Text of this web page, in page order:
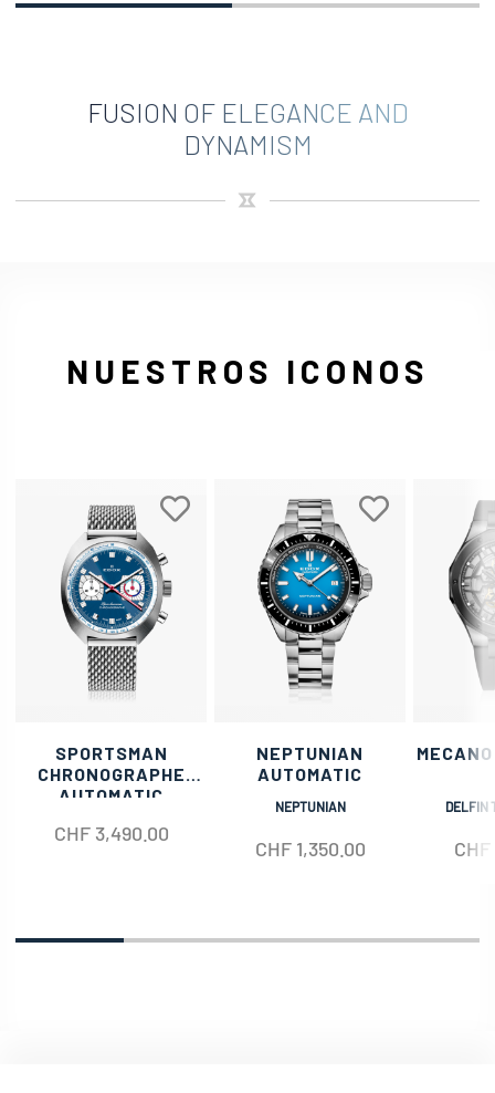
FUSION OF ELEGANCE AND
DYNAMISM
NUESTROS ICONOS
SPORTSMAN
CHRONOGRAPHE
AUTOMATIC
CHF3,490.00
NEPTUNIAN
AUTOMATIC
NEPTUNIAN
CHF1,350.00
DELFIN
CHF